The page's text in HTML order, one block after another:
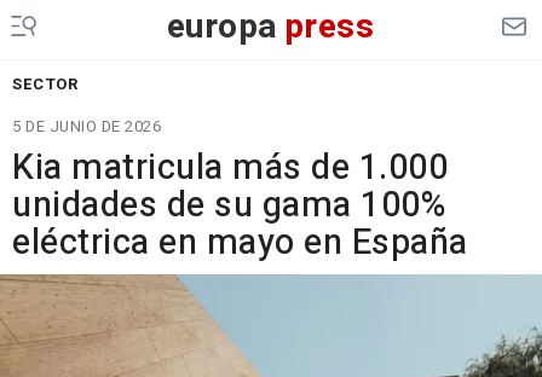
europa press
SECTOR
5 DE JUNIO DE 2026
Kia matricula más de 1.000
unidades de su gama 100%
eléctrica en mayo en España